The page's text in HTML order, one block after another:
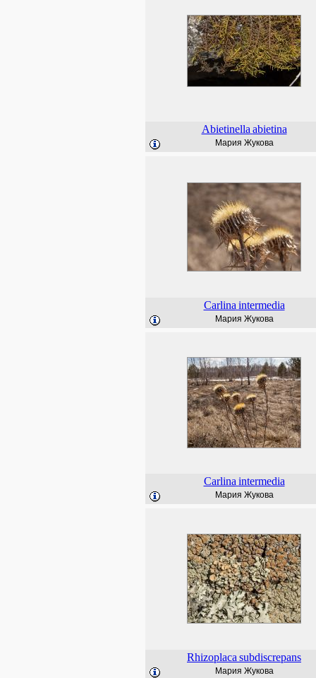
Abietinella abietina
Мария Жукова
Carlina intermedia
Мария Жукова
Carlina intermedia
Мария Жукова
Rhizoplaca subdiscrepans
Мария Жукова